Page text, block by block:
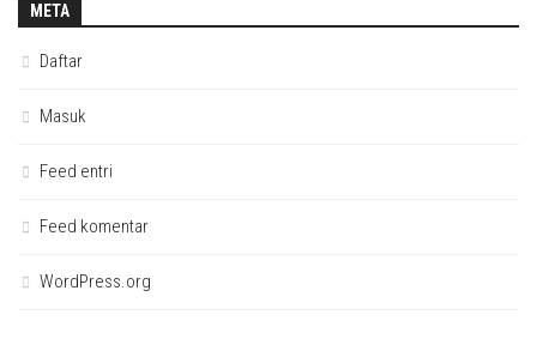
META
Daftar
Masuk
Feed entri
Feed komentar
WordPress.org